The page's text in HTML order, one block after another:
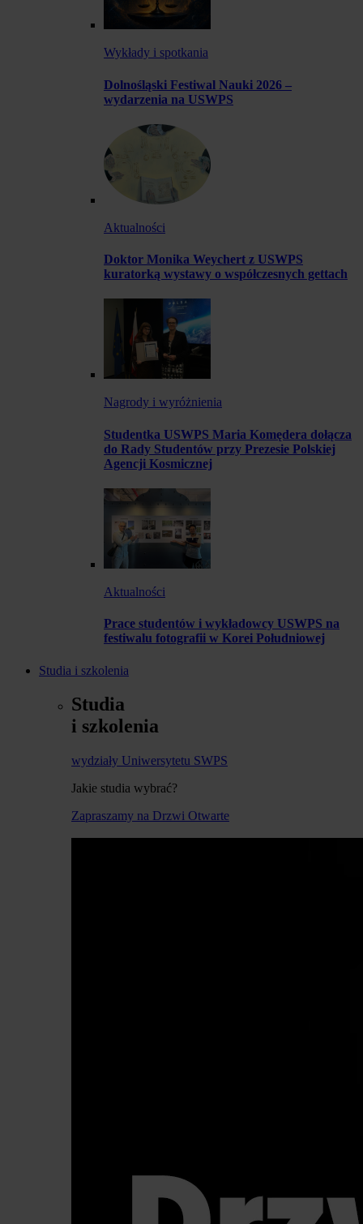
Wykłady i spotkania
Dolnośląski Festiwal Nauki 2026 –
wydarzenia na USWPS
Aktualności
Doktor Monika Weychert z USWPS
kuratorką wystawy o współczesnych gettach
Nagrody i wyróżnienia
Studentka USWPS Maria Komędera dołącza
do Rady Studentów przy Prezesie Polskiej
Agencji Kosmicznej
Aktualności
Prace studentów i wykładowcy USWPS na
festiwalu fotografii w Korei Południowej
Studia i szkolenia
Studia
i szkolenia
wydziały Uniwersytetu SWPS
Jakie studia wybrać?
Zapraszamy na Drzwi Otwarte